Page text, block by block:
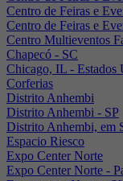
Centro de Feiras e
Centro de Feiras e
Centro Multieventos
Chapecó - SC
Chicago, IL - Estados
Corferias
Distrito Anhembi
Distrito Anhembi - SP
Distrito Anhembi, em
Espacio Riesco
Expo Center Norte
Expo Center Norte -